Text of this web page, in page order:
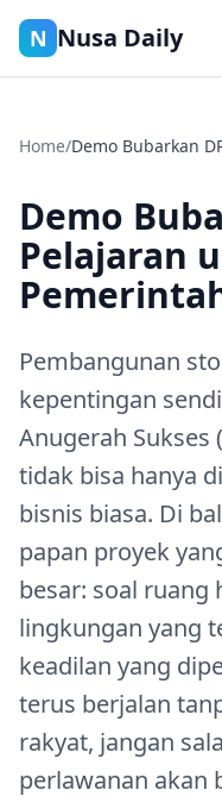
N Nusa Daily
Home/Demo Bubarkan
Demo
Pelajaran
Pembangunan
kepentingan
Anugerah Sukses
tidak bisa hanya
bisnis biasa. Di
papan proyek
besar: soal ruang
lingkungan yang
keadilan yang
terus berjalan
rakyat, jangan
perlawanan akan